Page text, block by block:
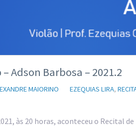
Adson Barbosa – 2021.2
MAIORINO EZEQUIAS LIRA,
às 20 horas, aconteceu o Recital